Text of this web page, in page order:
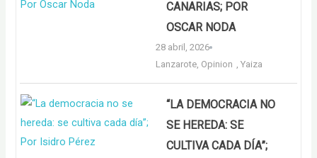
CANARIAS; POR
OSCAR NODA
28 abril, 2026
Lanzarote Opinion ,Yaiza
“LA DEMOCRACIA NO
SE HEREDA: SE
CULTIVA CADA DÍA”;